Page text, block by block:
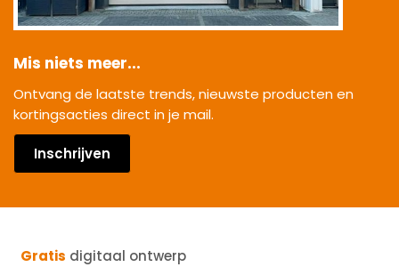
Mis niets meer...
Ontvang de laatste trends, nieuwste producten en
kortingsacties direct in je mail.
Inschrijven
Gratis digitaal ontwerp